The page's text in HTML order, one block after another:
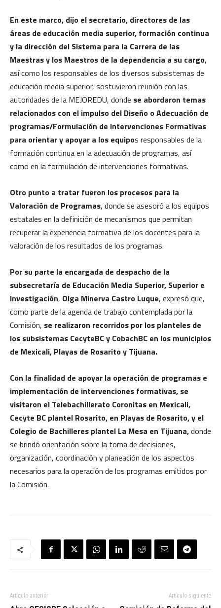
En este marco, dijo el secretario, directores de las
áreas de educación media superior, formación continua
y la dirección del Sistema para la Carrera de las
Maestras y los Maestros de la dependencia a su cargo,
así como los responsables de los diversos subsistemas de
educación media superior, sostuvieron reunión con las
autoridades de la MEJOREDU, donde se abordaron temas
relacionados con el impulso del Diseño o Adecuación de
programas/Formulación de Intervenciones Formativas
para orientar y apoyar a los equipos responsables de la
formación continua en la adecuación de programas, así
como en la formulación de intervenciones formativas.
Otro punto a tratar fueron los procesos para la
Valoración de Programas, donde se asesoró a los equipos
estatales en la definición de mecanismos que permitan
recuperar la experiencia formativa de los docentes para la
valoración de los resultados de los programas.
Por su parte la encargada de despacho de la
subsecretaría de Educación Media Superior, Superior e
Investigación, Olga Minerva Castro Luque, expresó que,
como parte de la agenda de trabajo contemplada por la
Comisión, se realizaron recorridos por los planteles de
los subsistemas CecyteBC y CobachBC en los municipios
de Mexicali, Playas de Rosarito y Tijuana.
Con la finalidad de apoyar la operación de programas e
implementación de intervenciones formativas, se
visitaron el Telebachillerato Coronitas en Mexicali,
Cecyte BC plantel Rosarito, en Playas de Rosarito, y el
Colegio de Bachilleres plantel La Mesa en Tijuana,donde
se brindó orientación sobre la toma de decisiones,
organización, coordinación y planeación de los aspectos
necesarios para la operación de los programas emitidos por
la Comisión.
Artículo anterior Artículo siguiente